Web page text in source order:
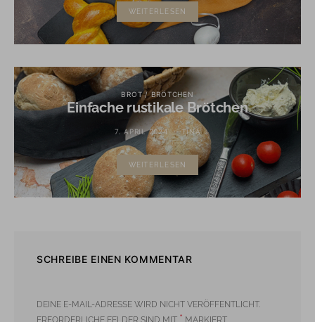
WEITERLESEN
BROT / BRÖTCHEN
Einfache rustikale Brötchen
7. APRIL 2024 TINA
WEITERLESEN
SCHREIBE EINEN KOMMENTAR
DEINE E-MAIL-ADRESSE WIRD NICHT VERÖFFENTLICHT.
ERFORDERLICHE FELDER SIND MIT * MARKIERT